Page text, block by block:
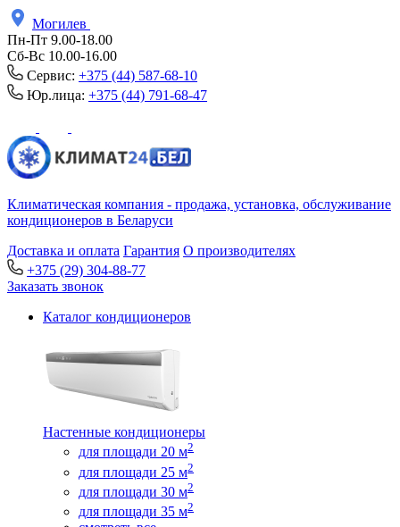
Могилев
Пн-Пт 9.00-18.00
Сб-Вс 10.00-16.00
Сервис: +375 (44) 587-68-10
Юр.лица: +375 (44) 791-68-47
Климатическая компания - продажа, установка, обслуживание
кондиционеров в Беларуси
Доставка и оплата Гарантия О производителях
+375 (29) 304-88-77
Заказать звонок
Каталог кондиционеров
Настенные кондиционеры
для площади 20 м2
для площади 25 м2
для площади 30 м2
для площади 35 м2